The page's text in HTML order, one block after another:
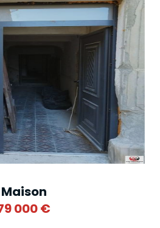
Maison
000€